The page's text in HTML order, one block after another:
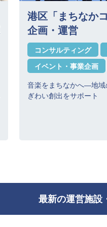
港区「まちなか
企画・運営
コンサルティング
イベント・事業企画
音楽をまちなかへ―地域
ぎわい創出をサポート
最新の運営施設